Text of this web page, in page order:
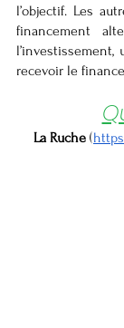
l’objectif. Les
financement
recevoir le
La Ruche (